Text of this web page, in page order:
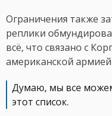
Ограничения также
реплики
всё, что связано с
американской
Думаю, мы все
этот список.